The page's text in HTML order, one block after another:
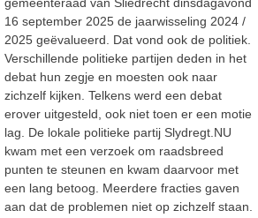
gemeenteraad van Sliedrecht dinsdagavond
16 september 2025 de jaarwisseling 2024 /
2025 geëvalueerd. Dat vond ook de politiek.
Verschillende politieke partijen deden in het
debat hun zegje en moesten ook naar
zichzelf kijken. Telkens werd een debat
erover uitgesteld, ook niet toen er een motie
lag. De lokale politieke partij Slydregt.NU
kwam met een verzoek om raadsbreed
punten te steunen en kwam daarvoor met
een lang betoog. Meerdere fracties gaven
aan dat de problemen niet op zichzelf staan.